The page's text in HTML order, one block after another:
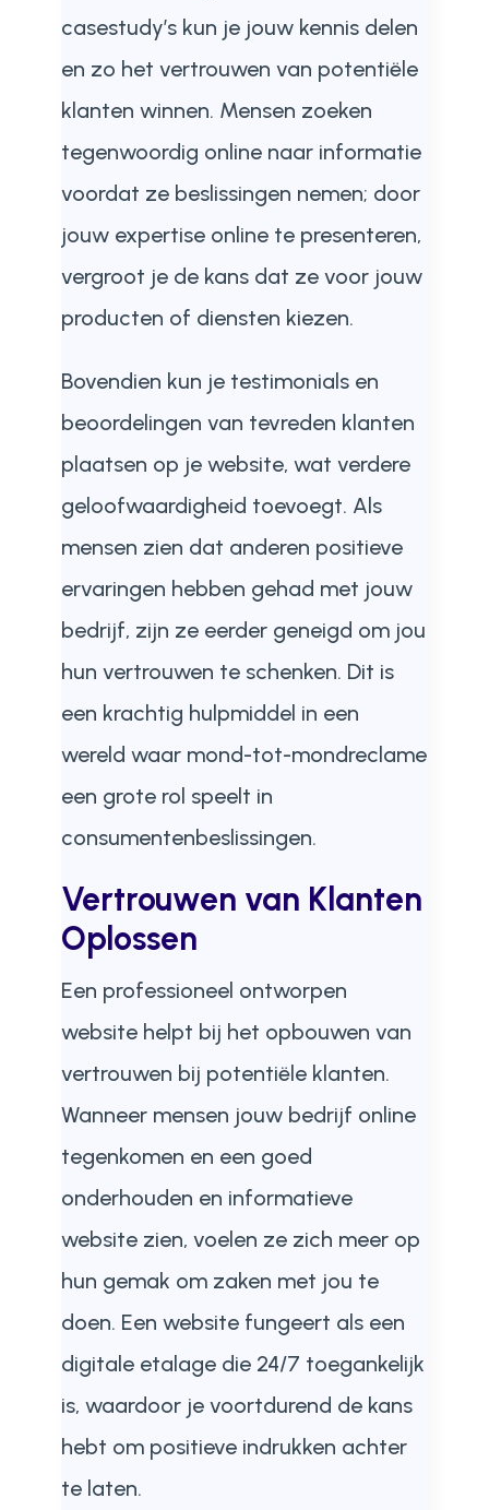
casestudy’s kun je jouw kennis delen
en zo het vertrouwen van potentiële
klanten winnen. Mensen zoeken
tegenwoordig online naar informatie
voordat ze beslissingen nemen; door
jouw expertise online te presenteren,
vergroot je de kans dat ze voor jouw
producten of diensten kiezen.
Bovendien kun je testimonials en
beoordelingen van tevreden klanten
plaatsen op je website, wat verdere
geloofwaardigheid toevoegt. Als
mensen zien dat anderen positieve
ervaringen hebben gehad met jouw
bedrijf, zijn ze eerder geneigd om jou
hun vertrouwen te schenken. Dit is
een krachtig hulpmiddel in een
wereld waar mond-tot-mondreclame
een grote rol speelt in
consumentenbeslissingen.
Vertrouwen van Klanten
Oplossen
Een professioneel ontworpen
website helpt bij het opbouwen van
vertrouwen bij potentiële klanten.
Wanneer mensen jouw bedrijf online
tegenkomen en een goed
onderhouden en informatieve
website zien, voelen ze zich meer op
hun gemak om zaken met jou te
doen. Een website fungeert als een
digitale etalage die 24/7 toegankelijk
is, waardoor je voortdurend de kans
hebt om positieve indrukken achter
te laten.